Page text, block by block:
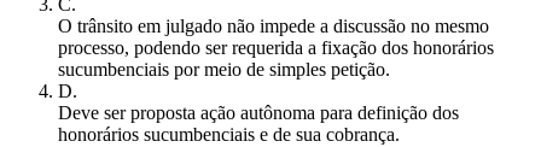
C.
O trânsito em julgado não impede a discussão no mesmo
processo, podendo ser requerida a fixação dos honorários
sucumbenciais por meio de simples petição.
D.
Deve ser proposta ação autônoma para definição dos
honorários sucumbenciais e de sua cobrança.